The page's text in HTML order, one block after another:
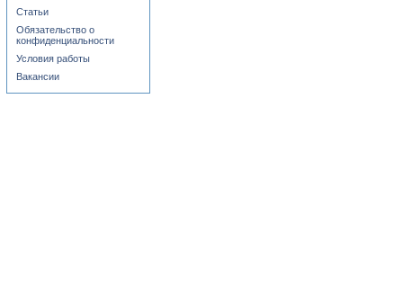
Статьи
Обязательство о
конфиденциальности
Условия работы
Вакансии